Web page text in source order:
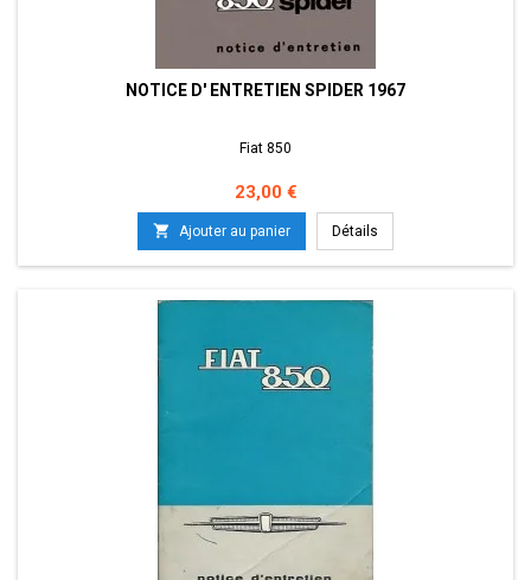
NOTICE D' ENTRETIEN SPIDER 1967
Fiat 850
Prix
23,00 €
 Ajouter au panier Détails